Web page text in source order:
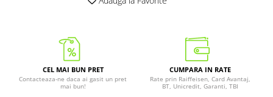
CEL MAI BUN PRET
Contacteaza-ne daca ai gasit un pret
mai bun!
CUMPARA IN RATE
Rate prin Raiffeisen, Card Avantaj,
BT, Unicredit, Garanti, TBI